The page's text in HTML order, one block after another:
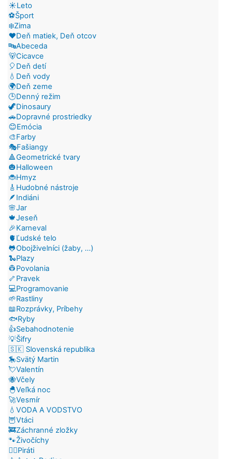
☀️Leto
⚽Šport
❄️Zima
❤️Deň matiek, Deň otcov
🔤Abeceda
🐻Cicavce
🎈Deň detí
💧Deň vody
🌍Deň zeme
🕒Denný režim
🦖Dinosaury
🚗Dopravné prostriedky
😊Emócia
🎨Farby
🎭Fašiangy
🔺Geometrické tvary
🎃Halloween
🐞Hmyz
🎸Hudobné nástroje
🪶Indiáni
🌸Jar
🍁Jeseň
🎉Karneval
🫀Ľudské telo
🐸Obojživelníci (žaby, ...)
🐍Plazy
👷Povolania
🦴Pravek
💻Programovanie
🌱Rastliny
📖Rozprávky, Príbehy
🐟Ryby
👍Sebahodnotenie
💡Šifry
🇸🇰 Slovenská republika
🎠Svätý Martin
💘Valentín
🐝Včely
🐣Veľká noc
🚀Vesmír
💧VODA A VODSTVO
🦉Vtáci
🚒Záchranné zložky
🐾Živočíchy
🏴‍☠️Piráti